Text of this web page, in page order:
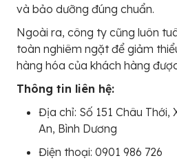
và bảo dưỡng đúng chuẩn.
Ngoài ra, công ty cũng luôn
toàn nghiêm ngặt để giảm
hàng hóa của khách hàng
Thông tin liên hệ:
Địa chỉ: Số 151 Châu Thới,
An, Bình Dương
Điện thoại: 0901 986 726